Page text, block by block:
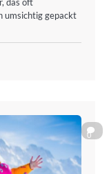
umsichtig gepackt
0